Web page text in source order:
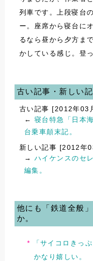
列車です。上段寝台
ー。座席から寝台に
るなら昼から夕方ま
かしている感じ。登
古い記事・新しい
古い記事 [2012年03
← 寝台特急「日本
台乗車顛末記。
新しい記事 [2012年
→ ハイケンスのセ
編集。
他にも「鉄道全般
か。
「サイコロきっ
かなり嬉しい。